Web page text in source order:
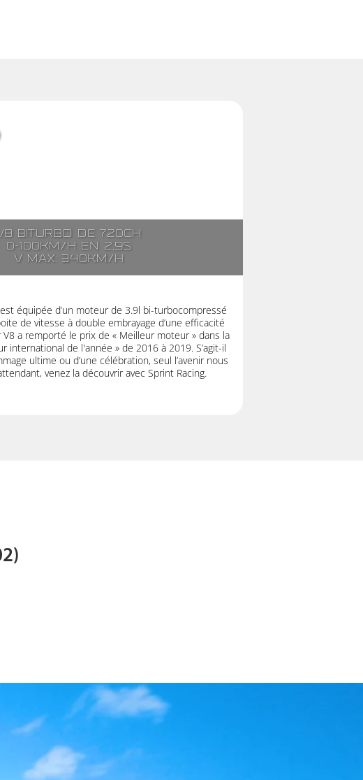
biturbo de 720ch
0-100km/h en 2,9s
V max: 340km/h
équipée d’un moteur de 3.9l bi-turbocompressé
de vitesse à double embrayage d’une efficacité
a remporté le prix de « Meilleur moteur » dans la
international de l'année » de 2016 à 2019. S’agit-il
ultime ou d’une célébration, seul l’avenir nous
venez la découvrir avec Sprint Racing.